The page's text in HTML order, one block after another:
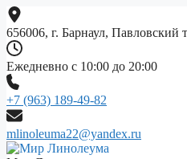
Перейти
к
содержимому
656006, г. Барнаул, Павловский
Ежедневно с 10:00 до 20:00
+7 (963) 189-49-82
mlinoleuma22@yandex.ru